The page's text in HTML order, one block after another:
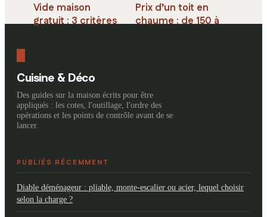
Vide maison
gratuit : 3 critères
neutre
Prix d’un toit en
chaume : de 150 à
Cuisine & Déco
Des guides sur la maison écrits pour être
appliqués : les cotes, l'outillage, l'ordre des
opérations et les points de contrôle avant de se
lancer.
PUBLIÉS RÉCEMMENT
Diable déménageur : pliable, monte-escalier ou acier, lequel choisir
selon la charge ?